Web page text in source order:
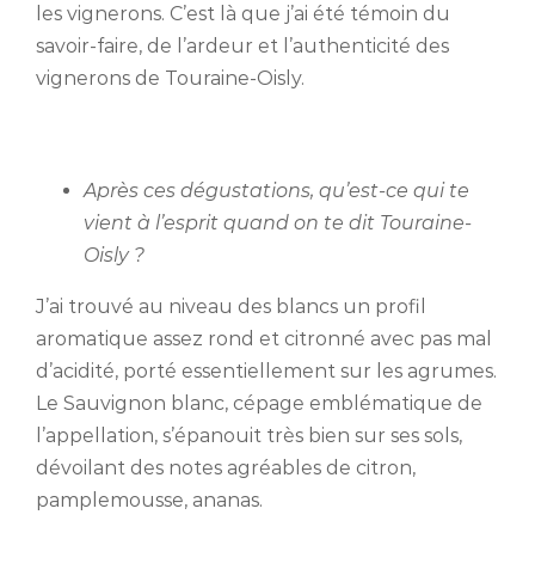
les vignerons. C’est là que j’ai été témoin du
savoir-faire, de l’ardeur et l’authenticité des
vignerons de Touraine-Oisly.
Après ces dégustations, qu’est-ce qui te
vient à l’esprit quand on te dit Touraine-
Oisly ?
J’ai trouvé au niveau des blancs un profil
aromatique assez rond et citronné avec pas mal
d’acidité, porté essentiellement sur les agrumes.
Le Sauvignon blanc, cépage emblématique de
l’appellation, s’épanouit très bien sur ses sols,
dévoilant des notes agréables de citron,
pamplemousse, ananas.